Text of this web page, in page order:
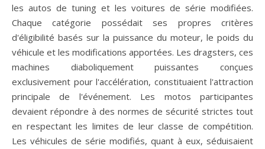
les autos de tuning et les voitures de série modifiées.
Chaque catégorie possédait ses propres critères
d'éligibilité basés sur la puissance du moteur, le poids du
véhicule et les modifications apportées. Les dragsters, ces
machines diaboliquement puissantes conçues
exclusivement pour l'accélération, constituaient l'attraction
principale de l'événement. Les motos participantes
devaient répondre à des normes de sécurité strictes tout
en respectant les limites de leur classe de compétition.
Les véhicules de série modifiés, quant à eux, séduisaient